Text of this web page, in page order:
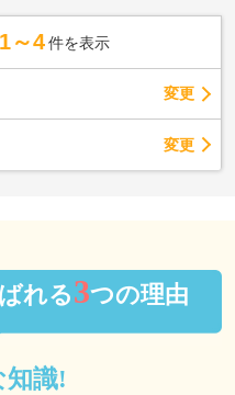
1～4 件を表示
変更
変更
れる3つの理由
知識!